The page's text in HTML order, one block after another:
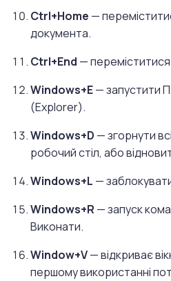
Ctrl+Home —
документа.
Ctrl+End — переміститися
Windows+E— запустити
(Explorer).
Windows+D — згорнути
робочий стіл, або
Windows+L —
Windows+R — запуск
Виконати.
Window+V— відкриває
першому використанні